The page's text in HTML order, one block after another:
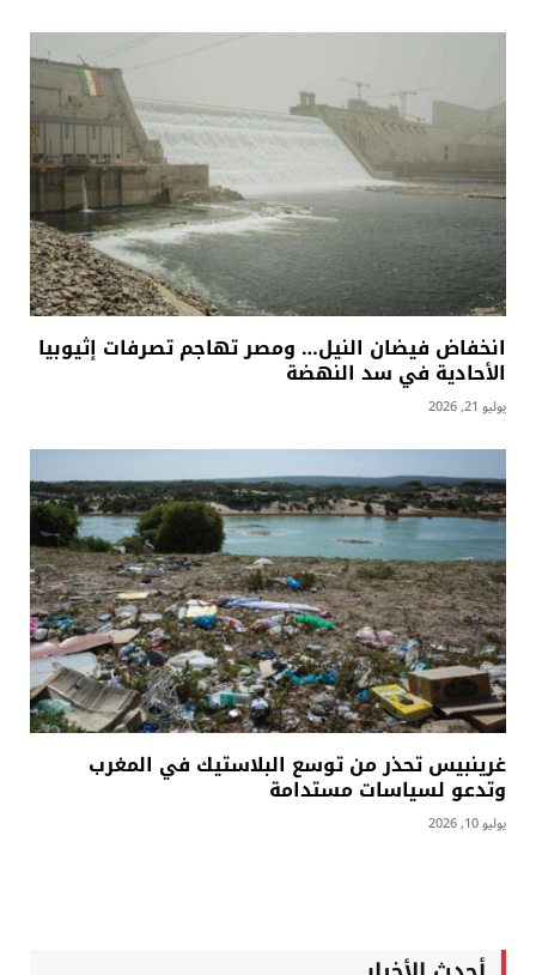
انخفاض فيضان النيل… ومصر تهاجم تصرفات إثيوبيا
الأحادية في سد النهضة
يوليو 21, 2026
غرينبيس تحذر من توسع البلاستيك في المغرب
وتدعو لسياسات مستدامة
يوليو 10, 2026